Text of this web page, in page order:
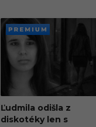
PREMI
UM
Ľudmila odišla z
diskotéky len s